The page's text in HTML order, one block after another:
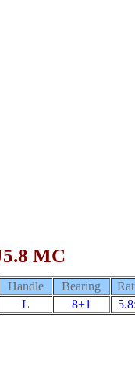
MC
Handle Bearing
L 8+1